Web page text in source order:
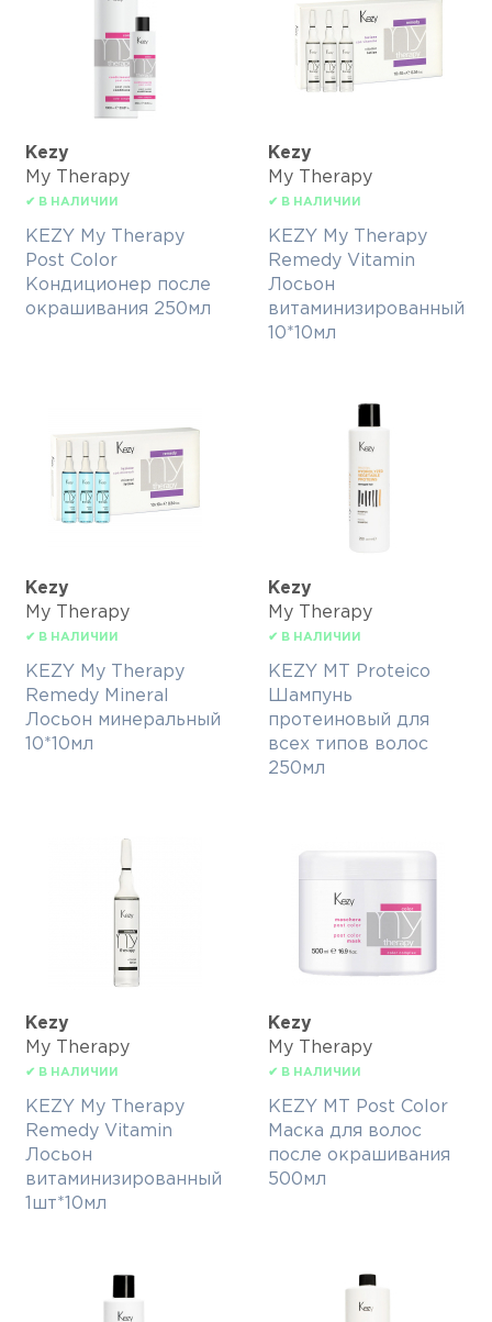
Kezy
My Therapy
✔ В НАЛИЧИИ
KEZY My Therapy
Post Color
Кондиционер после
окрашивания 250мл
Kezy
My Therapy
✔ В НАЛИЧИИ
KEZY My Therapy
Remedy Vitamin
Лосьон
витаминизированный
10*10мл
Kezy
My Therapy
✔ В НАЛИЧИИ
KEZY My Therapy
Remedy Mineral
Лосьон минеральный
10*10мл
Kezy
My Therapy
✔ В НАЛИЧИИ
KEZY MT Proteico
Шампунь
протеиновый для
всех типов волос
250мл
Kezy
My Therapy
✔ В НАЛИЧИИ
KEZY My Therapy
Remedy Vitamin
Лосьон
витаминизированный
1шт*10мл
Kezy
My Therapy
✔ В НАЛИЧИИ
KEZY MT Post Color
Маска для волос
после окрашивания
500мл